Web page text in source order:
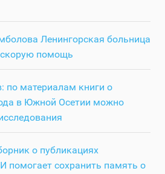
Ленингорская больница
помощь
по материалам книги о
в Южной Осетии можно
о публикациях
помогает сохранить память о